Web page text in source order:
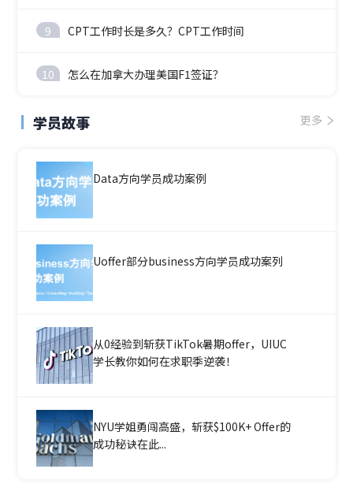
9 CPT工作时长是多久？CPT工作时间
10 怎么在加拿大办理美国F1签证？
学员故事 更多
Data方向学员成功案例
Uoffer部分business方向学员成功案列
从0经验到斩获TikTok暑期offer，UIUC
学长教你如何在求职季逆袭！
NYU学姐勇闯高盛，斩获$100K+ Offer的
成功秘诀在此...